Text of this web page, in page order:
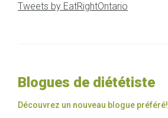
Tweets by EatRightOntario
Blogues de diététiste
Découvrez un nouveau blogue préféré!